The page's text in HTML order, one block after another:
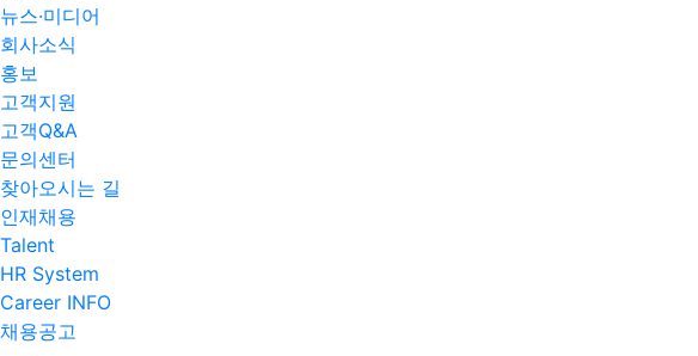
뉴스·미디어
회사소식
홍보
고객지원
고객Q&A
문의센터
찾아오시는 길
인재채용
Talent
HR System
Career INFO
채용공고